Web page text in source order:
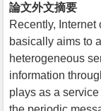
論文外文摘要
Recently,
basically aims to
heterogeneous
information
plays as a